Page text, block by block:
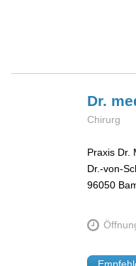
Dr.
Chirurg
Praxis Dr.
Dr.-von-
96050